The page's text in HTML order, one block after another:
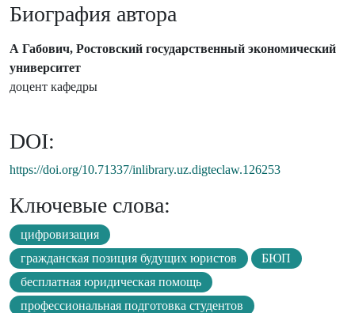
Биография автора
А Габович, Ростовский государственный экономический
университет
доцент кафедры
DOI:
https://doi.org/10.71337/inlibrary.uz.digteclaw.126253
Ключевые слова:
цифровизация
гражданская позиция будущих юристов
БЮП
бесплатная юридическая помощь
профессиональная подготовка студентов